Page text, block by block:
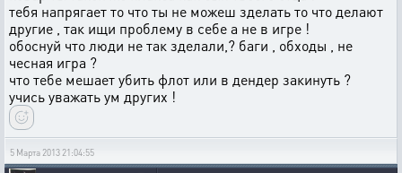
тебя напрягает то что ты не можеш зделать то что делают
другие , так ищи проблему в себе а не в игре !
обоснуй что люди не так зделали,? баги , обходы , не
чесная игра ?
что тебе мешает убить флот или в дендер закинуть ?
учись уважать ум других !
5 Марта 2013 21:04:55